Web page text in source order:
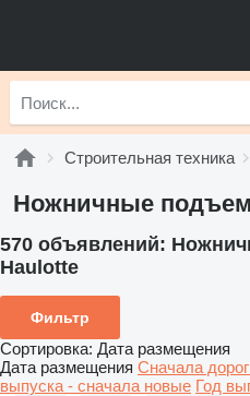
Строительная техника
Ножничные
570 объявлений:
Haulotte
Фильтр
Сортировка: Дата размещения
Дата размещения Сначала
выпуска - сначала новые Год